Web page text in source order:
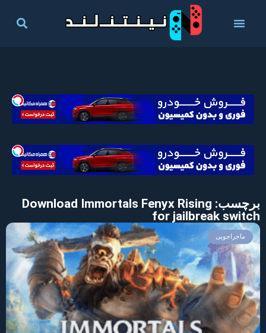
برچسب: Download Immortals Fenyx Rising
for jailbreak switch
ماجراجویی